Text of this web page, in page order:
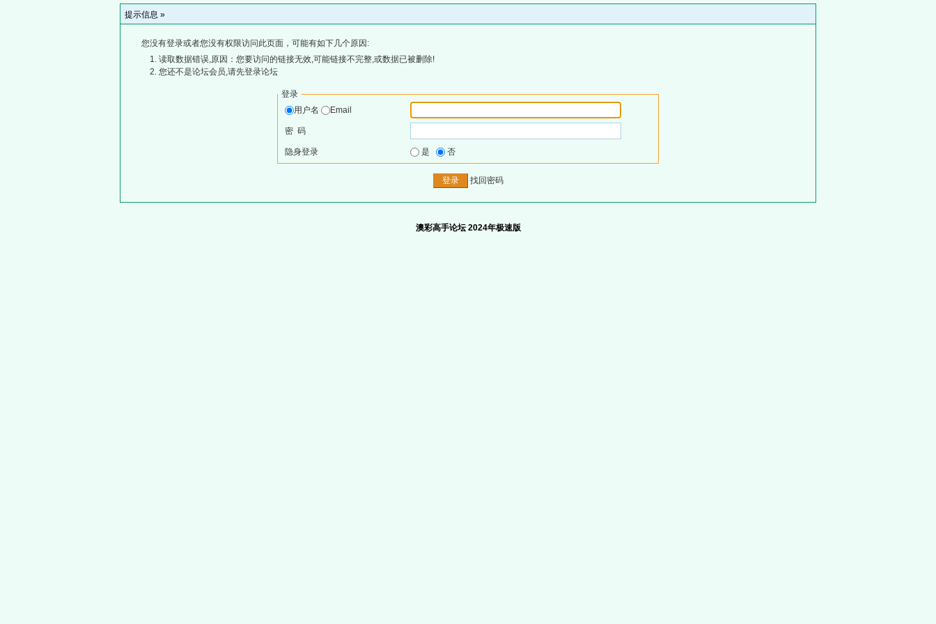
提示信息 »
您没有登录或者您没有权限访问此页面，可能有如下几个原因:
读取数据错误,原因：您要访问的链接无效,可能链接不完整,或数据已被删除!
您还不是论坛会员,请先登录论坛
登录
用户名
Email
密 码
隐身登录 是 否
找回密码
澳彩高手论坛 2024年极速版